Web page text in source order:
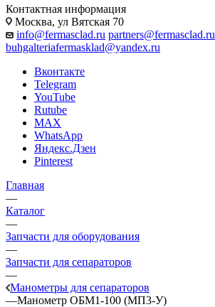
Контактная информация
Москва, ул Вятская 70
info@fermasclad.ru partners@fermasclad.ru
buhgalteriafermasklad@yandex.ru
Вконтакте
Telegram
YouTube
Rutube
MAX
WhatsApp
Яндекс.Дзен
Pinterest
Главная
—
Каталог
—
Запчасти для оборудования
—
Запчасти для сепараторов
—
Манометры для сепараторов
—Манометр ОБМ1-100 (МП3-У)